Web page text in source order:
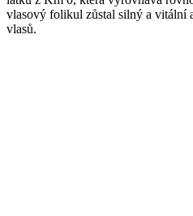
vlasový folikul zůstal silný a vitální
vlasů.